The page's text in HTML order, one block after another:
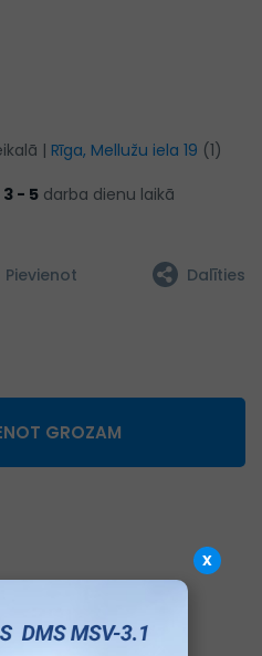
| Rīga, Mellužu iela 19 (1)
3 - 5 darba dienu laikā
Pievienot Dalīties
GROZAM
x